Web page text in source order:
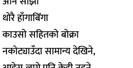
थोरै हाँगाबिँगा
काउसो सहितको बोक्रा
नकोट्याउँदा सामान्य देखिने,